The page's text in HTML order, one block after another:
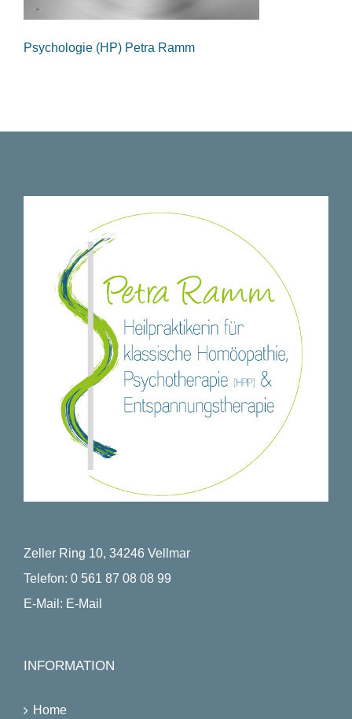
Psychologie (HP) Petra Ramm
Zeller Ring 10, 34246 Vellmar
Telefon: 0 561 87 08 08 99
E-Mail: E-Mail
INFORMATION
Home